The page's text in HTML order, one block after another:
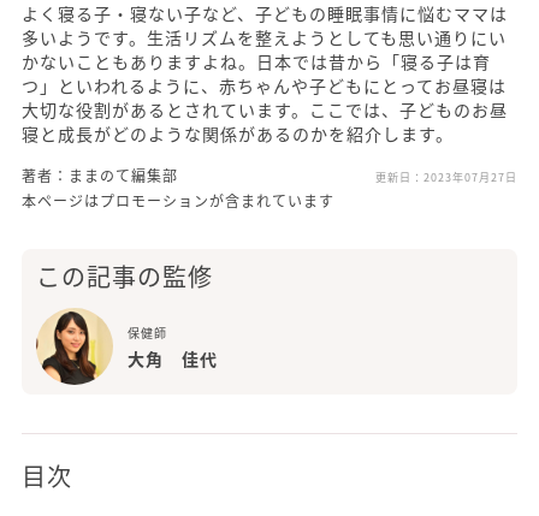
よく寝る子・寝ない子など、子どもの睡眠事情に悩むママは
多いようです。生活リズムを整えようとしても思い通りにい
かないこともありますよね。日本では昔から「寝る子は育
つ」といわれるように、赤ちゃんや子どもにとってお昼寝は
大切な役割があるとされています。ここでは、子どものお昼
寝と成長がどのような関係があるのかを紹介します。
著者：ままのて編集部 更新日： 2023年07月27日
本ページはプロモーションが含まれています
この記事の監修
保健師
大角 佳代
目次